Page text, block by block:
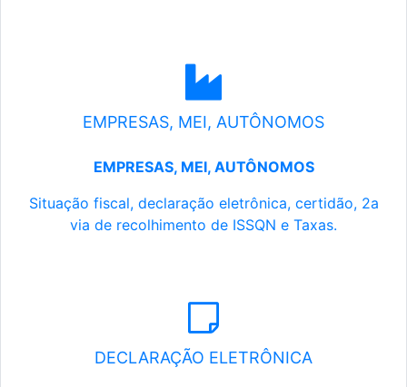
EMPRESAS, MEI, AUTÔNOMOS
EMPRESAS, MEI, AUTÔNOMOS
Situação fiscal, declaração eletrônica, certidão, 2a
via de recolhimento de ISSQN e Taxas.
DECLARAÇÃO ELETRÔNICA